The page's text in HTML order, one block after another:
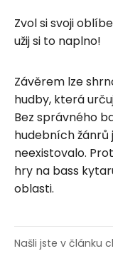
Zvol si svoji
užij si to naplno!
Závěrem lze
hudby, která
Bez správného
hudebních
neexistovalo.
hry na bass
oblasti.
Našli jste v článku